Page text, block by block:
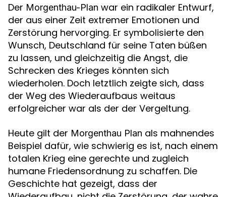
Der Morgenthau-Plan war ein radikaler Entwurf,
der aus einer Zeit extremer Emotionen und
Zerstörung hervorging. Er symbolisierte den
Wunsch, Deutschland für seine Taten büßen
zu lassen, und gleichzeitig die Angst, die
Schrecken des Krieges könnten sich
wiederholen. Doch letztlich zeigte sich, dass
der Weg des Wiederaufbaus weitaus
erfolgreicher war als der der Vergeltung.
Heute gilt der Morgenthau Plan als mahnendes
Beispiel dafür, wie schwierig es ist, nach einem
totalen Krieg eine gerechte und zugleich
humane Friedensordnung zu schaffen. Die
Geschichte hat gezeigt, dass der